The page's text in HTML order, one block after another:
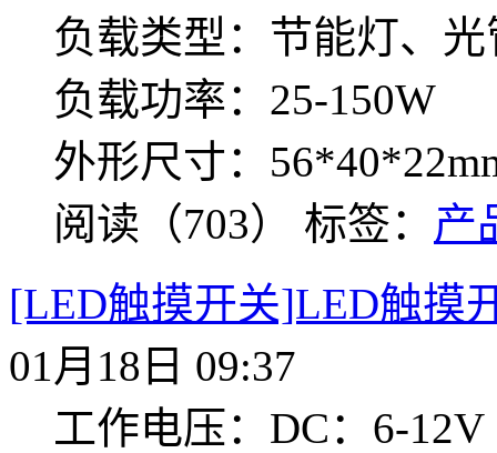
负载类型：节能灯、
负载功率：25-150W
外形尺寸：
阅读（703） 标签： 产
[LED触摸开关]LED触摸
01月18日 09:37
工作电压：DC：6-12V